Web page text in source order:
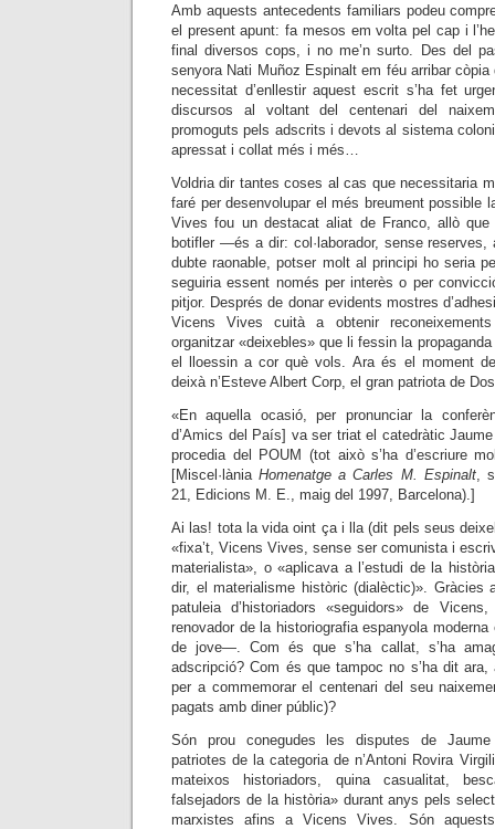
Amb aquests antecedents familiars podeu
el present apunt: fa mesos em volta pel cap i
final diversos cops, i no me’n surto. Des del
senyora Nati Muñoz Espinalt em féu arribar còpia
necessitat d’enllestir aquest escrit s’ha fet
discursos al voltant del centenari del
promoguts pels adscrits i devots al sistema
apressat i collat més i més…
Voldria dir tantes coses al cas que necessitaria
faré per desenvolupar el més breument possible
Vives fou un destacat aliat de Franco, allò que
botifler —és a dir: col·laborador, sense
dubte raonable, potser molt al principi ho seria
seguiria essent només per interès o per
pitjor. Després de donar evidents mostres
Vicens Vives cuità a obtenir
organitzar«deixebles» que li fessin la
el lloessin a cor què vols.Ara és el moment
deixà n’Esteve Albert Corp, el gran patriota de
«En aquella ocasió, per pronunciar la
d’Amics del País] va ser triat el catedràtic
procedia del POUM (tot això s’ha d’escriure
[Miscel·làniaHomenatge a Carles M. Espinalt,
21, Edicions M. E., maig del 1997, Barcelona).]
Ai las! tota la vida oint ça i lla (dit pels seus
«fixa’t, Vicens Vives, sense ser comunista i
materialista», o «aplicava a l’estudi de la
dir, el materialisme històric (dialèctic)». Gràcies
patuleia d’historiadors «seguidors» de
renovador de la historiografia espanyola
de jove—. Com és que s’ha callat, s’ha
adscripció? Com és que tampoc no s’ha dit ara,
per a commemorar el centenari del seu
pagats amb diner públic)?
Són prou conegudes les disputes de
patriotes de la categoria de n’Antoni Rovira
mateixos historiadors, quina casualitat,
falsejadors de la història» durant anys pels
marxistes afins a Vicens Vives. Són aquests